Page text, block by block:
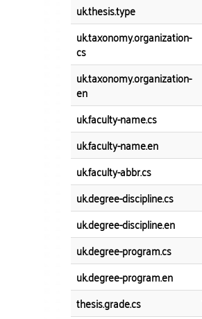
uk.thesis.type
uk.taxonomy.organization-
cs
uk.taxonomy.organization-
en
uk.faculty-name.cs
uk.faculty-name.en
uk.faculty-abbr.cs
uk.degree-discipline.cs
uk.degree-discipline.en
uk.degree-program.cs
uk.degree-program.en
thesis.grade.cs